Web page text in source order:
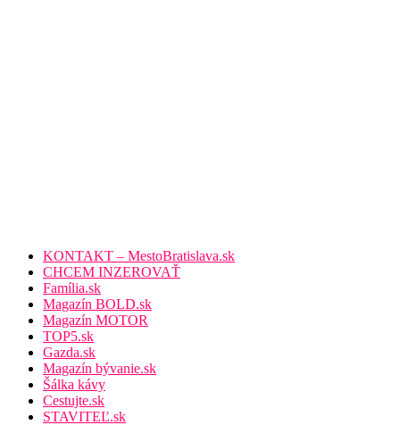
KONTAKT – MestoBratislava.sk
CHCEM INZEROVAŤ
Família.sk
Magazín BOLD.sk
Magazín MOTOR
TOP5.sk
Gazda.sk
Magazín bývanie.sk
Šálka kávy
Cestujte.sk
STAVITEĽ.sk